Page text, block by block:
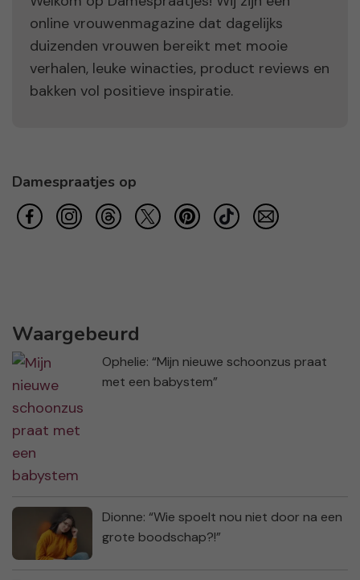
online vrouwenmagazine dat dagelijks
duizenden vrouwen bereikt met mooie
verhalen, leuke winacties, product reviews en
bakken vol positieve inspiratie.
Damespraatjes op
Waargebeurd
Ophelie: “Mijn nieuwe schoonzus praat
met een babystem”
Dionne: “Wie spoelt nou niet door na een
grote boodschap?!”